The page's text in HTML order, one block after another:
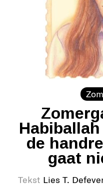
de
gaat
Tekst Lies T.